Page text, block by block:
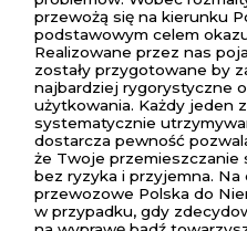
przewożą się na kierunku
podstawowym celem
Realizowane przez nas
zostały przygotowane by
najbardziej rygorystyczne
użytkowania. Każdy jeden
systematycznie
dostarcza pewność
że Twoje przemieszczanie
bez ryzyka i przyjemna. Na
przewozowe Polska do
w przypadku, gdy